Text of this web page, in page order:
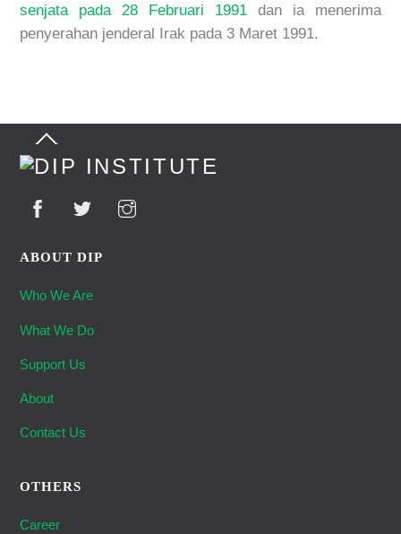
senjata pada 28 Februari 1991dan ia menerima
penyerahan jenderal Irak pada 3 Maret 1991.
Back
Top
ABOUT DIP
Who We Are
What We Do
Support Us
About
Contact Us
OTHERS
Career